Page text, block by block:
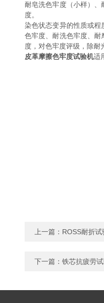
耐皂洗色牢度（小样）
度。
染色状态变异的性质或
色牢度、耐洗色牢度、
度，对色牢度评级，除
皮革摩擦色牢度试验机适
上一篇： ROSS耐折
下一篇： 铁芯抗疲劳